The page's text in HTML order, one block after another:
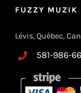
FUZZY MUZIK
Lévis, Québec,
581-986-